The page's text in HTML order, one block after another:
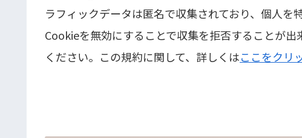
ラフィックデータは匿名で収集されており、個人を
Cookieを無効にすることで収集を拒否することが
ください。この規約に関して、詳しくはここをクリ